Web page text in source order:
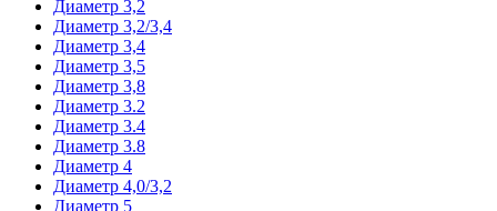
Диаметр 3,2
Диаметр 3,2/3,4
Диаметр 3,4
Диаметр 3,5
Диаметр 3,8
Диаметр 3.2
Диаметр 3.4
Диаметр 3.8
Диаметр 4
Диаметр 4,0/3,2
Диаметр 5